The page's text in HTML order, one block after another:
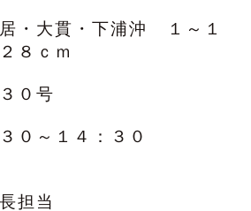
大貫・下浦沖 １～１
２８ｃｍ
０号
０～１４：３０
担当